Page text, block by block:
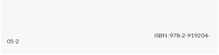
ISBN :978-2-919204-
05-2